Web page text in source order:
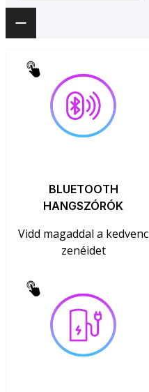
BLUETOOTH
HANGSZÓRÓK
Vidd magaddal a kedvenc
zenéidet